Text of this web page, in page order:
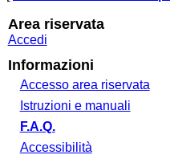
Area riservata
Accedi
Informazioni
Accesso area riservata
Istruzioni e manuali
F.A.Q.
Accessibilità